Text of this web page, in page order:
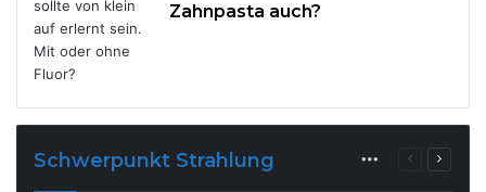
Zahnpasta auch?
Schwerpunkt Strahlung More Previous